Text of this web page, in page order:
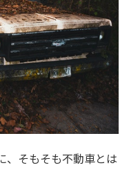
、そもそも不動車とは